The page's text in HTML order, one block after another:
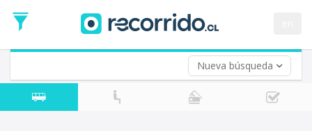
Nueva búsqueda
de
Ida
Vuelta (opcional)
Fecha
de